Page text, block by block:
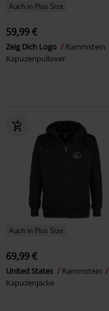
Auch in Plus Size
59,99 €
Zeig Dich Logo
Rammstein
Kapuzenpullover
Auch in Plus Size
69,99 €
United States
Rammstein
Kapuzenjacke